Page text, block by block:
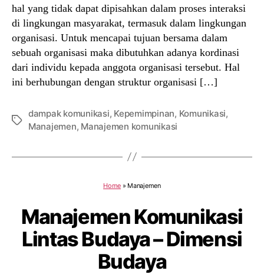
hal yang tidak dapat dipisahkan dalam proses interaksi
di lingkungan masyarakat, termasuk dalam lingkungan
organisasi. Untuk mencapai tujuan bersama dalam
sebuah organisasi maka dibutuhkan adanya kordinasi
dari individu kepada anggota organisasi tersebut. Hal
ini berhubungan dengan struktur organisasi […]
Tags
dampak komunikasi, Kepemimpinan, Komunikasi,
Manajemen, Manajemen komunikasi
Home » Manajemen
Manajemen Komunikasi
Lintas Budaya – Dimensi
Budaya